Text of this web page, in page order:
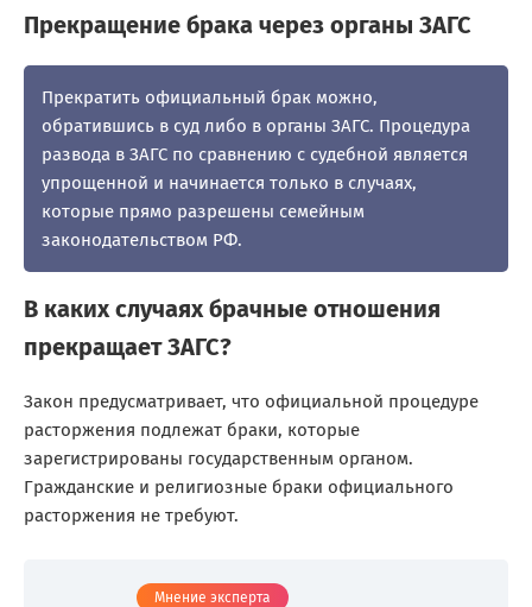
Прекращение брака через органы ЗАГС
Прекратить официальный брак можно,
обратившись в суд либо в органы ЗАГС. Процедура
развода в ЗАГС по сравнению с судебной является
упрощенной и начинается только в случаях,
которые прямо разрешены семейным
законодательством РФ.
В каких случаях брачные отношения
прекращает ЗАГС?
Закон предусматривает, что официальной процедуре
расторжения подлежат браки, которые
зарегистрированы государственным органом.
Гражданские и религиозные браки официального
расторжения не требуют.
Мнение эксперта